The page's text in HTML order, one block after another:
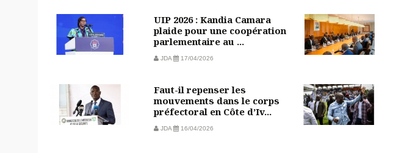
UIP 2026 : Kandia Camara
plaide pour une coopération
parlementaire au ...
JDA 17/04/2026
Faut-il repenser les
mouvements dans le corps
préfectoral en Côte d’Iv...
JDA 16/04/2026